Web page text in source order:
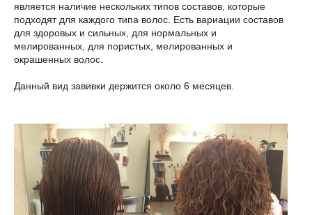
является наличие нескольких типов составов, которые
подходят для каждого типа волос. Есть вариации составов
для здоровых и сильных, для нормальных и
мелированных, для пористых, мелированных и
окрашенных волос.
Данный вид завивки держится около 6 месяцев.